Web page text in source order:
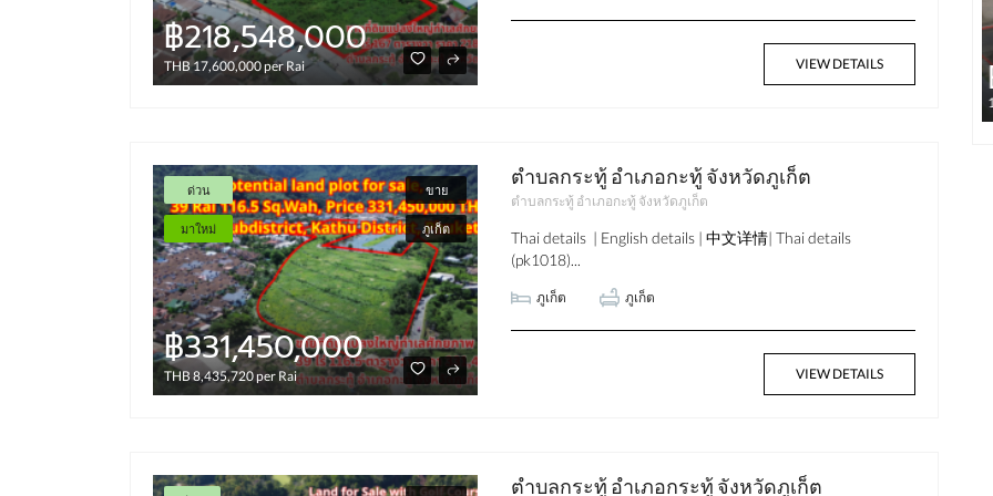
฿218,548,000
THB 17,600,000 per Rai VIEW DETAILS
ด่วน
มาใหม่
ขาย
ภูเก็ต
฿331,450,000
THB 8,435,720 per Rai
ตำบลกระทู้ อำเภอกะทู้ จังหวัดภูเก็ต
ตำบลกระทู้ อำเภอกะทู้ จังหวัดภูเก็ต
Thai details | English details | 中文详情| Thai details
(pk1018)...
ภูเก็ต ภูเก็ต
VIEW DETAILS
ตำบลกระทู้ อำเภอกระทู้ จังหวัดภูเก็ต
฿127,965,000 ฿58,174,000